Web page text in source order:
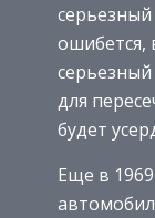
ошибется,
для
будет
Еще в 1969